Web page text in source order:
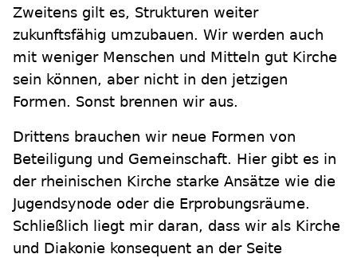
Zweitens gilt es, Strukturen weiter
zukunftsfähig umzubauen. Wir werden auch
mit weniger Menschen und Mitteln gut Kirche
sein können, aber nicht in den jetzigen
Formen. Sonst brennen wir aus.
Drittens brauchen wir neue Formen von
Beteiligung und Gemeinschaft. Hier gibt es in
der rheinischen Kirche starke Ansätze wie die
Jugendsynode oder die Erprobungsräume.
Schließlich liegt mir daran, dass wir als Kirche
und Diakonie konsequent an der Seite